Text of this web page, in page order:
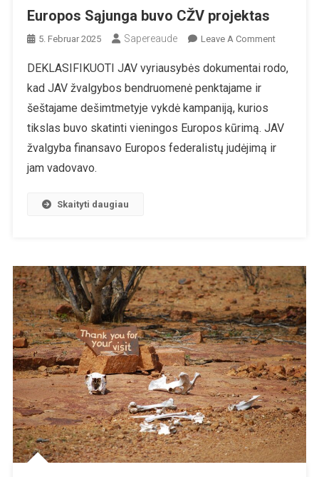
Europos Sąjunga buvo CŽV projektas
5. Februar 2025 Sapereaude Leave A CommentOn
Sąjunga
DEKLASIFIKUOTI JAV vyriausybės dokumentai rodo,
kad JAV žvalgybos bendruomenė penktajame ir
šeštajame dešimtmetyje vykdė kampaniją, kurios
tikslas buvo skatinti vieningos Europos kūrimą. JAV
žvalgyba finansavo Europos federalistų judėjimą ir
jam vadovavo.
Skaityti daugiau